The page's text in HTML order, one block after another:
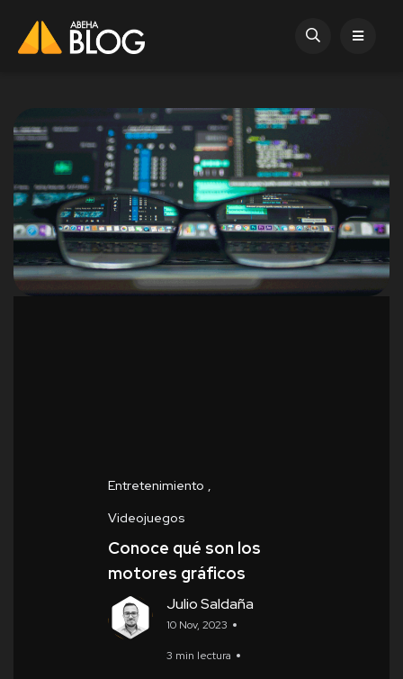
Entretenimiento
Videojuegos
Conoce qué son los
motores gráficos
Julio Saldaña
10 Nov, 2023
3 min lectura